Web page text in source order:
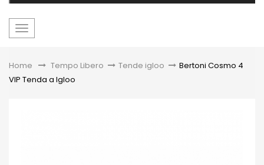
navigazione
Home &gt;Tempo Libero > Tende igloo > Bertoni Cosmo 4
VIP Tenda a Igloo